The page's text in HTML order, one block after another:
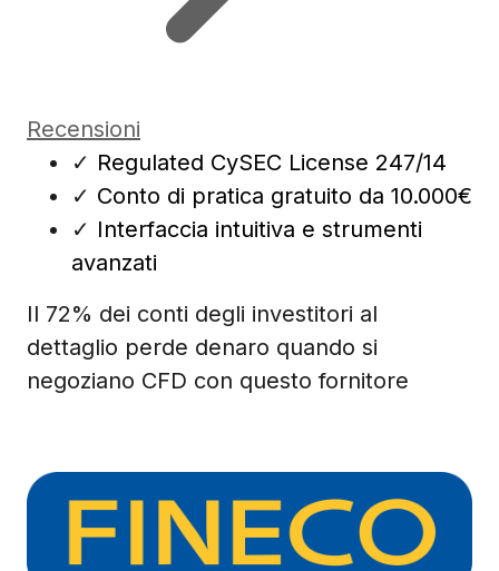
Recensioni
✓ Regulated CySEC License 247/14
✓ Conto di pratica gratuito da 10.000€
✓ Interfaccia intuitiva e strumenti
avanzati
Il 72% dei conti degli investitori al
dettaglio perde denaro quando si
negoziano CFD con questo fornitore